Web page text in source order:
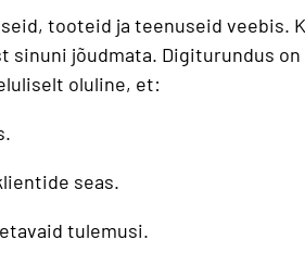
tooteid ja teenuseid veebis.
jõudmata. Digiturundus on
oluline, et:
seas.
tulemusi.